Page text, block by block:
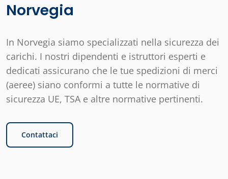
Norvegia
In Norvegia siamo specializzati nella sicurezza dei
carichi. I nostri dipendenti e istruttori esperti e
dedicati assicurano che le tue spedizioni di merci
(aeree) siano conformi a tutte le normative di
sicurezza UE, TSA e altre normative pertinenti.
Contattaci